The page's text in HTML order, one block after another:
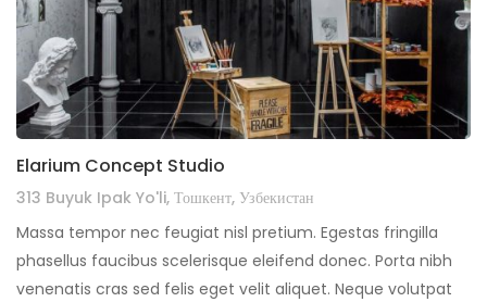
Elarium Concept Studio
313 Buyuk Ipak Yo'li, Тошкент, Узбекистан
Massa tempor nec feugiat nisl pretium. Egestas fringilla
phasellus faucibus scelerisque eleifend donec. Porta nibh
venenatis cras sed felis eget velit aliquet. Neque volutpat